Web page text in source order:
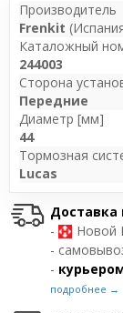
Производитель
Frenkit
Каталожный
244003
Сторона
Передние
Диаметр [мм]
44
Тормозная
Lucas
Доставка
-
Новой
-
-
подробнее →